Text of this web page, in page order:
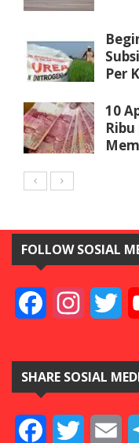
Per
10
FOLLOW SOSIAL
FacebookInstagram
SHARE SOSIAL
FacebookTwitter